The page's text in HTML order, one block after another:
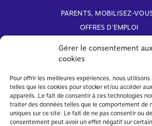
Gérer le consentement aux
cookies
Pour offrir les meilleures expériences, nous
telles que les cookies pour stocker et/ou accéder
appareils. Le fait de consentir à ces technologies
traiter des données telles que le comportement de
uniques sur ce site. Le fait de ne pas consentir ou
consentement peut avoir un effet négatif sur
PARENTS, MOBILISEZ-
OFFRES D'EMPLOI
Avec le soutien de